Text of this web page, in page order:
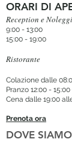
ORARI DI
Reception e
9:00 - 13:00
15:00 - 19:00
Ristorante
Colazione dalle
Pranzo 12:00 -
Cena dalle 19:00
Prenota ora
DOVE SIAMO